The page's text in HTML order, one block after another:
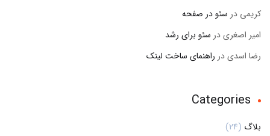
کریمی در سئو در صفحه
امیر اصغریدر سئو برای رشد
رضا اسدیدر راهنمای ساخت لینک
Categories
بلاگ (24)